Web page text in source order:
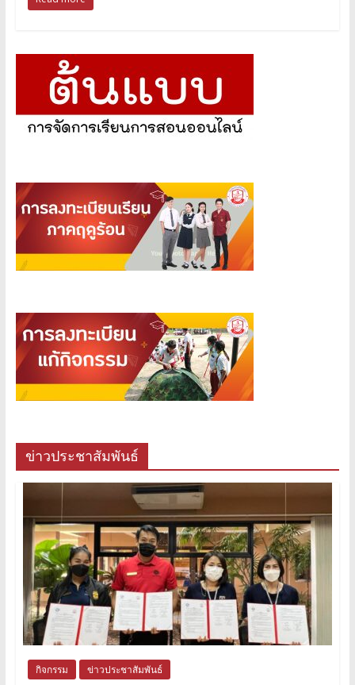
ข่าวประชาสัมพันธ์
กิจกรรม ข่าวประชาสัมพันธ์